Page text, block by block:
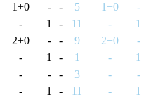
1+0 - - 5 1+0 -
- 1 - 11 - 1
2+0 - - 9 2+0 -
- 1 - 1 - 1
- - - 3 - -
- 1 - 11 - 1